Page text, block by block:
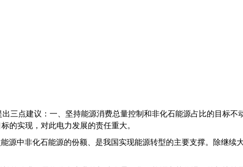
出三点建议：一、坚持能源消费总量控制和非化石能源占比的目标不
的实现，对此电力发展的责任重大。
源中非化石能源的份额、是我国实现能源转型的主要支撑。除继续